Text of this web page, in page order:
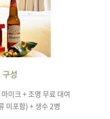
성
이크 + 조명 무료 대여
미포함) + 생수 2병